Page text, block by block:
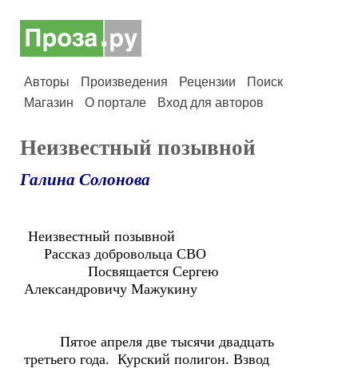
Авторы Произведения Рецензии
Поиск
Магазин
О портале Вход для авторов
Неизвестный позывной
Галина Солонова
Неизвестный позывной
Рассказ добровольца СВО
Посвящается Сергею
Александровичу Мажукину
Пятое апреля две тысячи двадцать
третьего года. Курский полигон. Взвод